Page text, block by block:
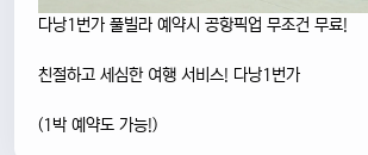
다낭1번가 풀빌라 예약시 공항픽업 무조건 무료!
친절하고 세심한 여행 서비스! 다낭1번가
(1박 예약도 가능!)